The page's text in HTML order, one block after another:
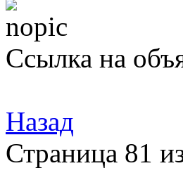
Ссылка на
Назад
Страница 81